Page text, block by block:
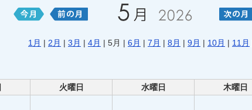
1月 | 2月 | 3月 | 4月 | 5月 | 6月 | 7月 | 8月 | 9月 | 10月 | 11月
火曜日 水曜日 木曜日